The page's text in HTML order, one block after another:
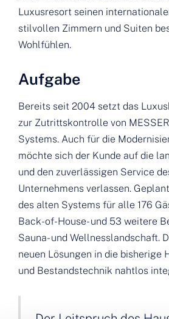
Luxusresort seinen
stilvollen Zimmern und Suiten
Wohlfühlen.
Aufgabe
Bereits seit 2004 setzt das
zur Zutrittskontrolle von
Systems. Auch für die
möchte sich der Kunde auf die
und den zuverlässigen Service
Unternehmens verlassen.
des alten Systems für alle 176
Back-of-House- und 53 weitere
Sauna- und Wellnesslandschaft.
neuen Lösungen in die bisherige
und Bestandstechnik nahtlos